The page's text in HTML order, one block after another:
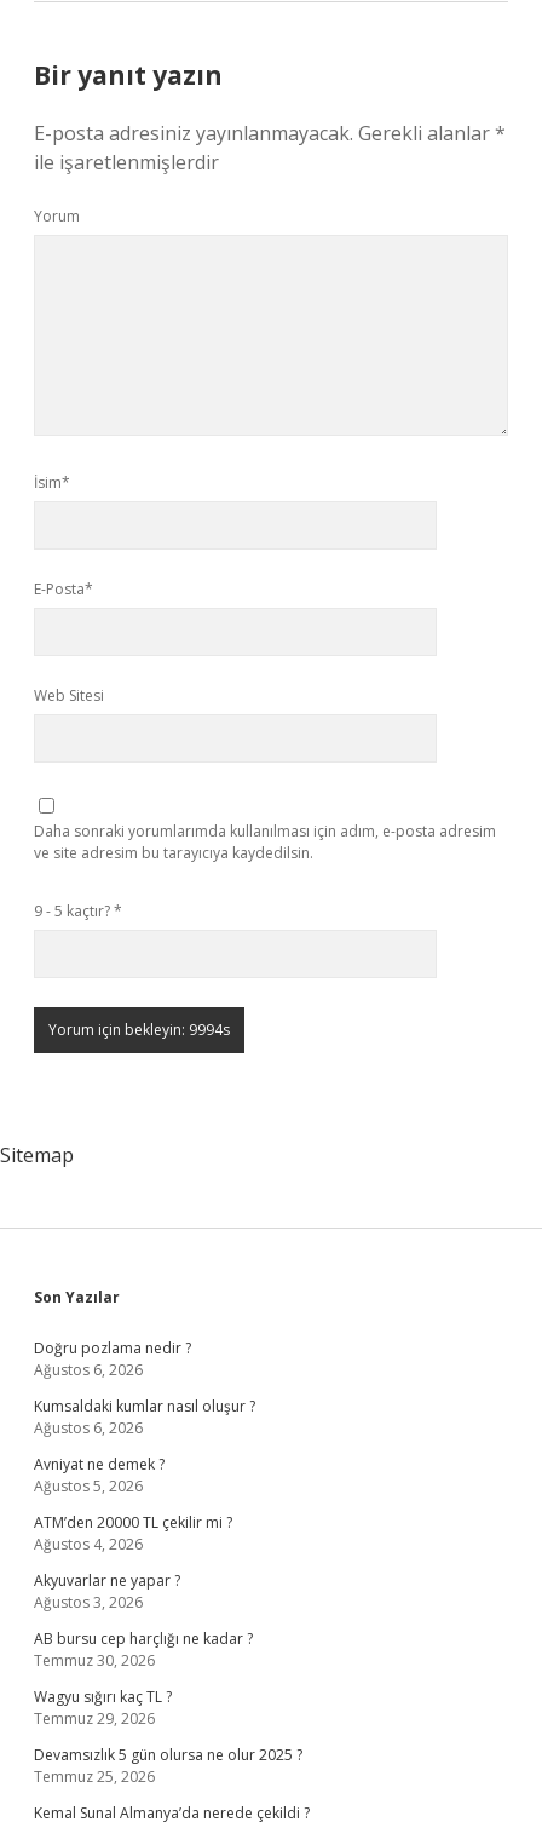
Bir yanıt yazın
E-posta adresiniz yayınlanmayacak. Gerekli alanlar*
ile işaretlenmişlerdir
Yorum
İsim*
E-Posta*
Web Sitesi
Daha sonraki yorumlarımda kullanılması için adım, e-posta adresim
ve site adresim bu tarayıcıya kaydedilsin.
9 - 5 kaçtır?*
Sitemap
Sidebar
Son Yazılar
Doğru pozlama nedir ?
Ağustos 6, 2026
Kumsaldaki kumlar nasıl oluşur ?
Ağustos 6, 2026
Avniyat ne demek ?
Ağustos 5, 2026
ATM’den 20000 TL çekilir mi ?
Ağustos 4, 2026
Akyuvarlar ne yapar ?
Ağustos 3, 2026
AB bursu cep harçlığı ne kadar ?
Temmuz 30, 2026
Wagyu sığırı kaç TL ?
Temmuz 29, 2026
Devamsızlık 5 gün olursa ne olur 2025 ?
Temmuz 25, 2026
Kemal Sunal Almanya’da nerede çekildi ?